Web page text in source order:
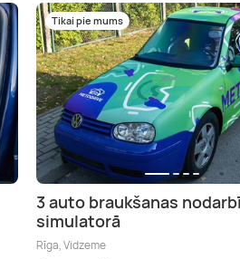
Tikai pie mums
3 auto braukšanas
simulatorā
Rīga, Vidzeme